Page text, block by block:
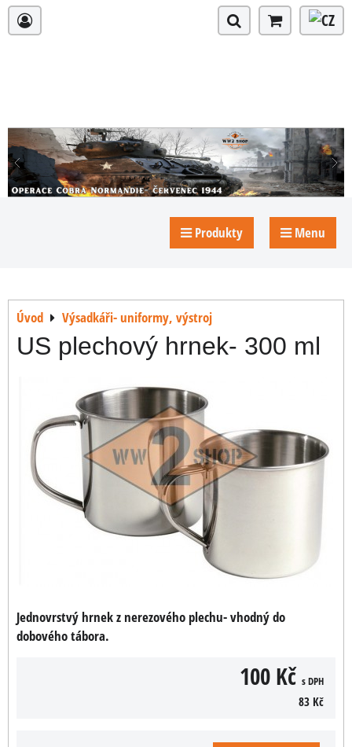
Produkty Menu
Úvod Výsadkáři- uniformy, výstroj
US plechový hrnek- 300 ml
Jednovrstvý hrnek z nerezového plechu- vhodný do
dobového tábora.
100 Kč s DPH
83 Kč